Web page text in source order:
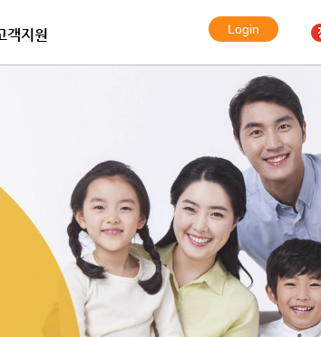
객지원
알람시스템
라임 서비스 국제통화 요금표
아이토크 엠 국제통화 요금표
터